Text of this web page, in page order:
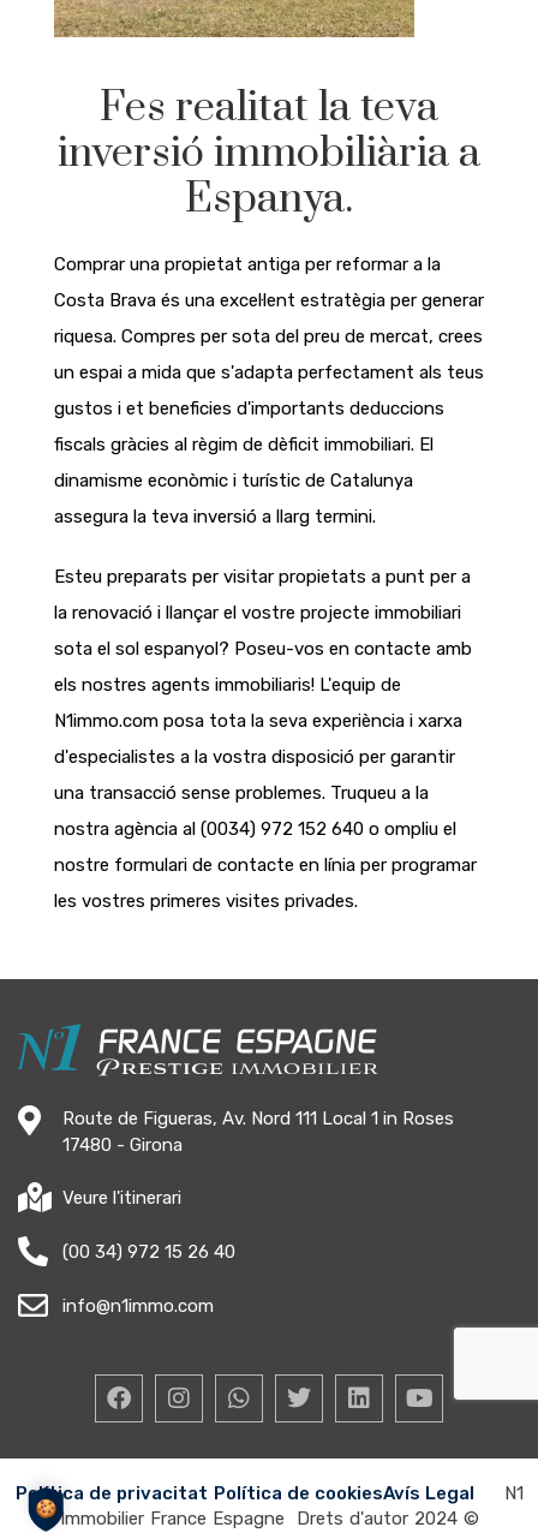
Fes realitat la teva
inversió immobiliària a
Espanya.
Comprar una propietat antiga per reformar a la
Costa Brava és una excel·lent estratègia per generar
riquesa. Compres per sota del preu de mercat, crees
un espai a mida que s'adapta perfectament als teus
gustos i et beneficies d'importants deduccions
fiscals gràcies al règim de dèficit immobiliari. El
dinamisme econòmic i turístic de Catalunya
assegura la teva inversió a llarg termini.
Esteu preparats per visitar propietats a punt per a
la renovació i llançar el vostre projecte immobiliari
sota el sol espanyol? Poseu-vos en contacte amb
els nostres agents immobiliaris! L'equip de
N1immo.com posa tota la seva experiència i xarxa
d'especialistes a la vostra disposició per garantir
una transacció sense problemes. Truqueu a la
nostra agència al (0034) 972 152 640 o ompliu el
nostre formulari de contacte en línia per programar
les vostres primeres visites privades.
Route de Figueras, Av. Nord 111 Local 1 in Roses
17480 - Girona
Veure l'itinerari
(00 34) 972 15 26 40
info@n1immo.com
Política de privacitat Política de cookiesAvís Legal
N1
Immobilier France Espagne Drets d'autor 2024 ©